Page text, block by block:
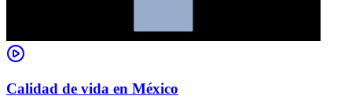
Calidad de vida en México